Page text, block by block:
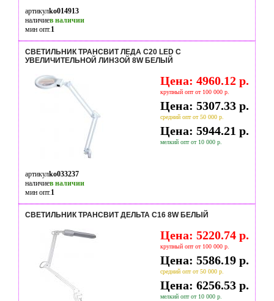
артикулko014913
наличиев наличии
мин опт.1
СВЕТИЛЬНИК ТРАНСВИТ ЛЕДА С20 LED С
УВЕЛИЧИТЕЛЬНОЙ ЛИНЗОЙ 8W БЕЛЫЙ
Цена: 4960.12 р.
крупный опт от 100 000 р.
Цена: 5307.33 р.
средний опт от 50 000 р.
Цена: 5944.21 р.
мелкий опт от 10 000 р.
артикулko033237
наличиев наличии
мин опт.1
СВЕТИЛЬНИК ТРАНСВИТ ДЕЛЬТА С16 8W БЕЛЫЙ
Цена: 5220.74 р.
крупный опт от 100 000 р.
Цена: 5586.19 р.
средний опт от 50 000 р.
Цена: 6256.53 р.
мелкий опт от 10 000 р.